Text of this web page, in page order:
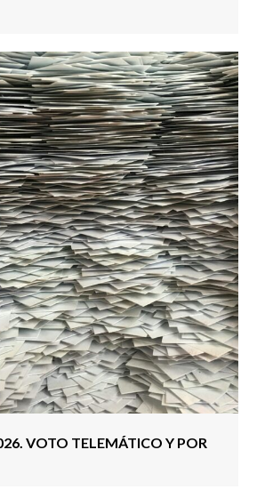
VOTO TELEMÁTICO Y POR